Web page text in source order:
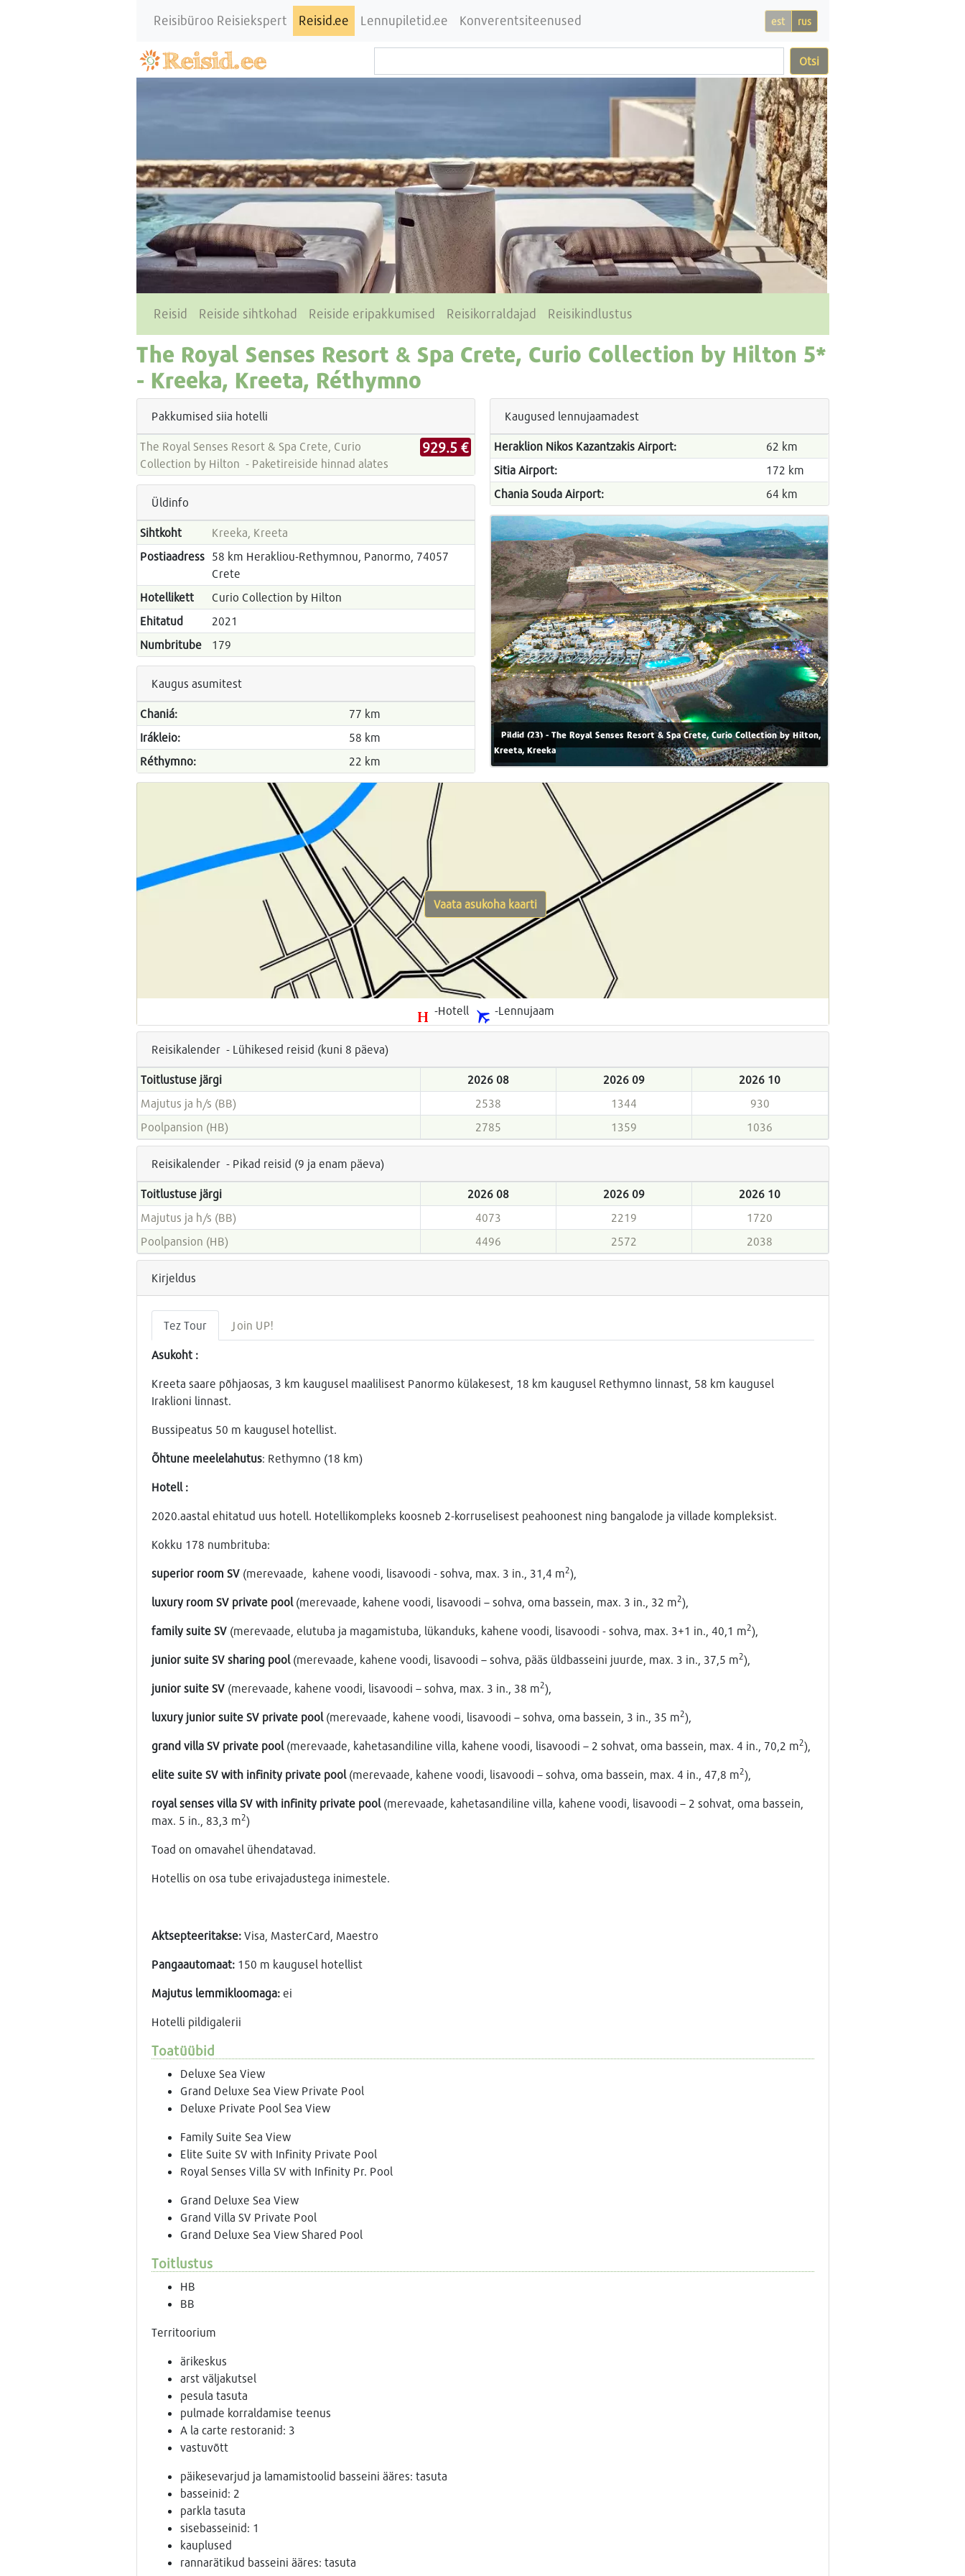
Reisibüroo Reisiekspert Reisid.ee Lennupiletid.ee Konverentsiteenused est rus
Otsi
Reisid Reiside sihtkohad Reiside eripakkumised Reisikorraldajad Reisikindlustus
The Royal Senses Resort & Spa Crete, Curio Collection by Hilton 5*
- Kreeka, Kreeta, Réthymno
Pakkumised siia hotelli
The Royal Senses Resort & Spa Crete, Curio
Collection by Hilton - Paketireiside hinnad alates
929.5 €
Üldinfo
Sihtkoht
Kreeka, Kreeta
Postiaadress 58 km Herakliou-Rethymnou, Panormo, 74057
Crete
Hotellikett
Curio Collection by Hilton
Ehitatud
2021
Numbritube
179
Kaugus asumitest
Chaniá:
77 km
Irákleio:
58 km
Réthymno:
22 km
Kaugused lennujaamadest
Heraklion Nikos Kazantzakis Airport:
62 km
Sitia Airport:
172 km
Chania Souda Airport:
64 km
Pildid (23) - The Royal Senses Resort & Spa Crete, Curio Collection by Hilton,
Kreeta, Kreeka
-Hotell -Lennujaam
Vaata asukoha kaarti
Reisikalender - Lühikesed reisid (kuni 8 päeva)
Toitlustuse järgi 2026 08 2026 09
2026 10
Majutus ja h/s (BB)
2538 1344
930
Poolpansion (HB)
2785 1359 1036
Reisikalender - Pikad reisid (9 ja enam päeva)
Toitlustuse järgi 2026 08 2026 09
2026 10
Majutus ja h/s (BB)
4073 2219
1720
Poolpansion (HB)
4496 2572 2038
Kirjeldus
Tez Tour Join UP!
Asukoht :
Kreeta saare põhjaosas, 3 km kaugusel maalilisest Panormo külakesest, 18 km kaugusel Rethymno linnast, 58 km kaugusel
Iraklioni linnast.
Bussipeatus 50 m kaugusel hotellist.
Õhtune meelelahutus: Rethymno (18 km)
Hotell :
2020.aastal ehitatud uus hotell. Hotellikompleks koosneb 2-korruselisest peahoonest ning bangalode ja villade kompleksist.
Kokku 178 numbrituba:
superior room SV (merevaade, kahene voodi, lisavoodi - sohva, max. 3 in., 31,4 m2),
luxury room SV private pool (merevaade, kahene voodi, lisavoodi – sohva, oma bassein, max. 3 in., 32 m2),
family suite SV(merevaade, elutuba ja magamistuba, lükanduks, kahene voodi, lisavoodi - sohva, max. 3+1 in., 40,1 m2),
junior suite SV sharing pool (merevaade, kahene voodi, lisavoodi – sohva, pääs üldbasseini juurde, max. 3 in., 37,5 m2),
junior suite SV (merevaade, kahene voodi, lisavoodi – sohva, max. 3 in., 38 m2),
luxury junior suite SV private pool (merevaade, kahene voodi, lisavoodi – sohva, oma bassein, 3 in., 35 m2),
grand villa SV private pool(merevaade, kahetasandiline villa, kahene voodi, lisavoodi – 2 sohvat, oma bassein, max. 4 in., 70,2 m2),
elite suite SV with infinity private pool (merevaade, kahene voodi, lisavoodi – sohva, oma bassein, max. 4 in., 47,8 m2),
royal senses villa SV with infinity private pool(merevaade, kahetasandiline villa, kahene voodi, lisavoodi – 2 sohvat, oma bassein,
max. 5 in., 83,3 m2)
Toad on omavahel ühendatavad.
Hotellis on osa tube erivajadustega inimestele.
Aktsepteeritakse: Visa, MasterCard, Maestro
Pangaautomaat: 150 m kaugusel hotellist
Majutus lemmikloomaga: ei
Hotelli pildigalerii
Toatüübid
Deluxe Sea View
Grand Deluxe Sea View Private Pool
Deluxe Private Pool Sea View
Family Suite Sea View
Elite Suite SV with Infinity Private Pool
Royal Senses Villa SV with Infinity Pr. Pool
Grand Deluxe Sea View
Grand Villa SV Private Pool
Grand Deluxe Sea View Shared Pool
Toitlustus
HB
BB
Territoorium
ärikeskus
arst väljakutsel
pesula tasuta
pulmade korraldamise teenus
A la carte restoranid: 3
vastuvõtt
päikesevarjud ja lamamistoolid basseini ääres: tasuta
basseinid: 2
parkla tasuta
sisebasseinid: 1
kauplused
rannarätikud basseini ääres: tasuta